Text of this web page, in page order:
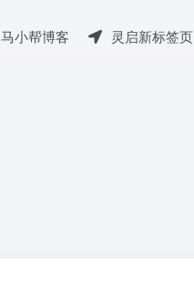
马小帮博客 灵启新标签页